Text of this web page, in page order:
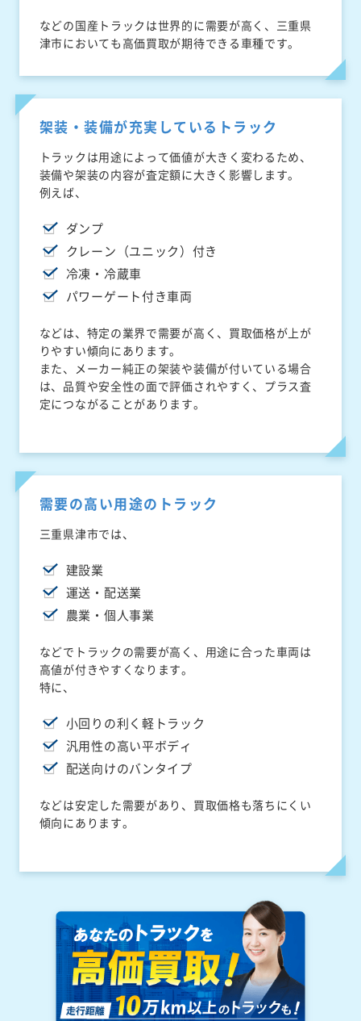
などの国産トラックは世界的に需要が高く、三重県
津市においても高価買取が期待できる車種です。
架装・装備が充実しているトラック
トラックは用途によって価値が大きく変わるため、
装備や架装の内容が査定額に大きく影響します。
例えば、
ダンプ
クレーン（ユニック）付き
冷凍・冷蔵車
パワーゲート付き車両
などは、特定の業界で需要が高く、買取価格が上が
りやすい傾向にあります。
また、メーカー純正の架装や装備が付いている場合
は、品質や安全性の面で評価されやすく、プラス査
定につながることがあります。
需要の高い用途のトラック
三重県津市では、
建設業
運送・配送業
農業・個人事業
などでトラックの需要が高く、用途に合った車両は
高値が付きやすくなります。
特に、
小回りの利く軽トラック
汎用性の高い平ボディ
配送向けのバンタイプ
などは安定した需要があり、買取価格も落ちにくい
傾向にあります。